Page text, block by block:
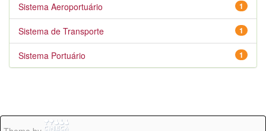
1
Sistema Aeroportuário
1
Sistema de Transporte
1
Sistema Portuário